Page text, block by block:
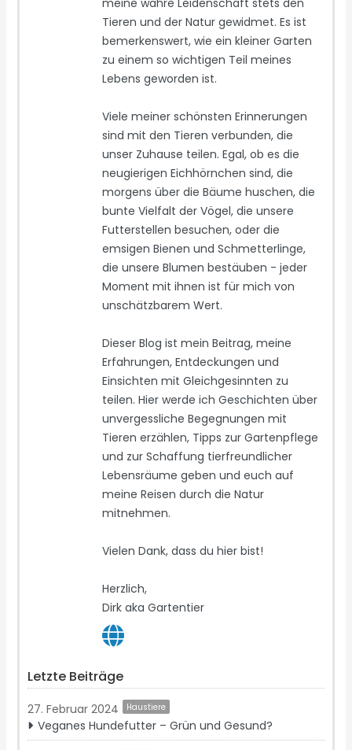
Tieren und der Natur gewidmet. Es ist
bemerkenswert, wie ein kleiner Garten
zu einem so wichtigen Teil meines
Lebens geworden ist.
Viele meiner schönsten Erinnerungen
sind mit den Tieren verbunden, die
unser Zuhause teilen. Egal, ob es die
neugierigen Eichhörnchen sind, die
morgens über die Bäume huschen, die
bunte Vielfalt der Vögel, die unsere
Futterstellen besuchen, oder die
emsigen Bienen und Schmetterlinge,
die unsere Blumen bestäuben - jeder
Moment mit ihnen ist für mich von
unschätzbarem Wert.
Dieser Blog ist mein Beitrag, meine
Erfahrungen, Entdeckungen und
Einsichten mit Gleichgesinnten zu
teilen. Hier werde ich Geschichten über
unvergessliche Begegnungen mit
Tieren erzählen, Tipps zur Gartenpflege
und zur Schaffung tierfreundlicher
Lebensräume geben und euch auf
meine Reisen durch die Natur
mitnehmen.
Vielen Dank, dass du hier bist!
Herzlich,
Dirk aka Gartentier
Letzte Beiträge
27. Februar 2024 Haustiere
Veganes Hundefutter – Grün und Gesund?